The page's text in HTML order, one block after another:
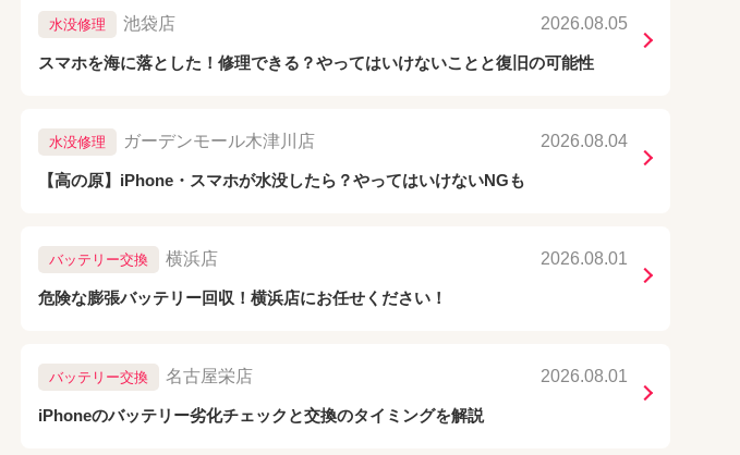
水没修理 池袋店 2026.08.05
スマホを海に落とした！修理できる？やってはいけないことと復旧の可能性
水没修理 ガーデンモール木津川店 2026.08.04
【高の原】iPhone・スマホが水没したら？やってはいけないNGも
バッテリー交換 横浜店 2026.08.01
危険な膨張バッテリー回収！横浜店にお任せください！
バッテリー交換 名古屋栄店 2026.08.01
iPhoneのバッテリー劣化チェックと交換のタイミングを解説